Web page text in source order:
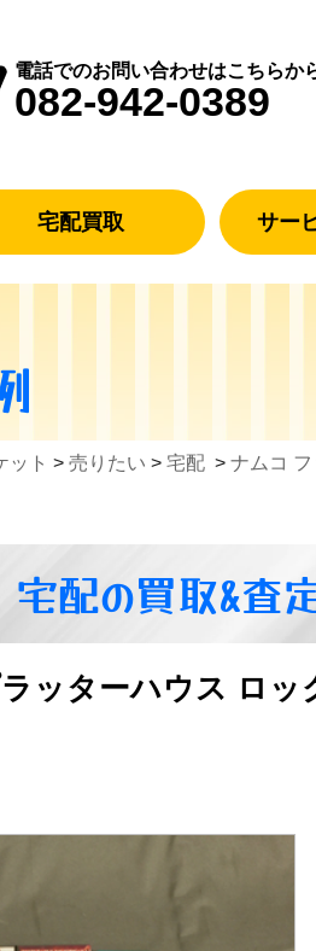
電話でのお問い合わせはこちらか
082-942-0389
宅配買取 サー
ット > 売りたい > 宅配 > ナムコ
宅配の買取&査
ッターハウス ロッ